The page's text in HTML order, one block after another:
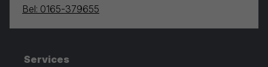
Bel: 0165-379655
Services